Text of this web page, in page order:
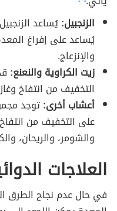
الزنجبيل:يُساعد
يُساعد على إفراغ
والإنزعاج.
زيت الكراوية والنعنع:
التخفيف من انتفاخ
أعشاب أخرى:توجد
على التخفيف من
والشومر، والريحان،
العلاجات
في حال عدم نجاح الطرق